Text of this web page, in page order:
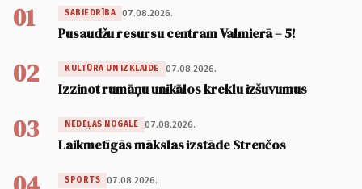
01 SABIEDRĪBA 07.08.2026.
Pusaudžu resursu centram Valmierā – 5!
02 KULTŪRA UN IZKLAIDE 07.08.2026.
Izzinot rumāņu unikālos kreklu izšuvumus
03 NEDĒĻAS NOGALE 07.08.2026.
Laikmetīgās mākslas izstāde Strenčos
SPORTS 07.08.2026.